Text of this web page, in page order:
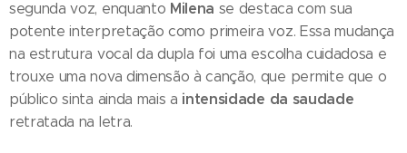
segunda voz, enquanto Milena se destaca com sua
potente interpretação como primeira voz. Essa mudança
na estrutura vocal da dupla foi uma escolha cuidadosa e
trouxe uma nova dimensão à canção, que permite que o
público sinta ainda mais a intensidade da saudade
retratada na letra.